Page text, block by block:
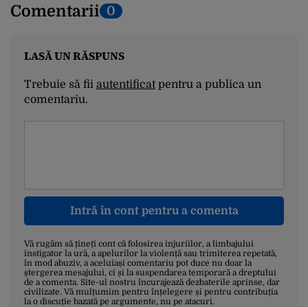
Comentarii 0
LASĂ UN RĂSPUNS
Trebuie să fii autentificatpentru a publica un
comentariu.
Intră în cont pentru a comenta
Vă rugăm să țineți cont că folosirea injuriilor, a limbajului
instigator la ură, a apelurilor la violență sau trimiterea repetată,
în mod abuziv, a aceluiași comentariu pot duce nu doar la
ștergerea mesajului, ci și la suspendarea temporară a dreptului
de a comenta. Site-ul nostru încurajează dezbaterile aprinse, dar
civilizate. Vă mulțumim pentru înțelegere și pentru contribuția
la o discuție bazată pe argumente, nu pe atacuri.